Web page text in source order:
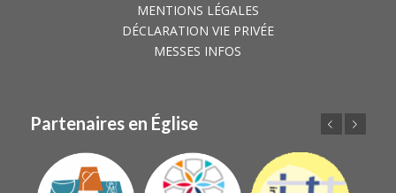
MENTIONS LÉGALES
DÉCLARATION VIE PRIVÉE
MESSES INFOS
Partenaires en Église